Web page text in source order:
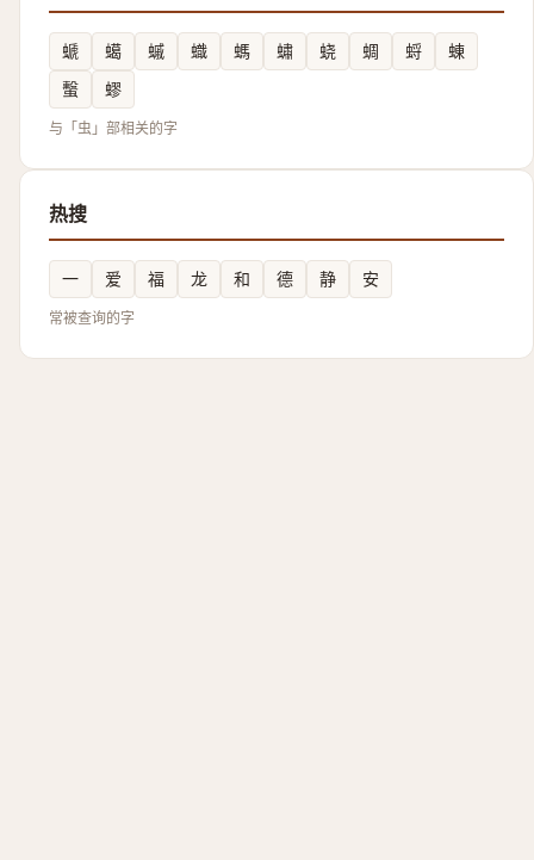
螔 䗶 䗩 蟙 螞 蟰 蛲 蜩 蛶
蝀
蟿
蟉
与「虫」部相关的字
热搜
一 爱 福 龙 和 德 静 安
常被查询的字